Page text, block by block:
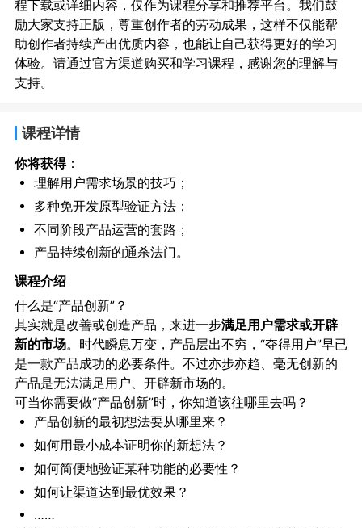
程下载或详细内容，仅作为课程分享和推荐平台。我们鼓
励大家支持正版，尊重创作者的劳动成果，这样不仅能帮
助创作者持续产出优质内容，也能让自己获得更好的学习
体验。请通过官方渠道购买和学习课程，感谢您的理解与
支持。
课程详情
你将获得：
理解用户需求场景的技巧；
多种免开发原型验证方法；
不同阶段产品运营的套路；
产品持续创新的通杀法门。
课程介绍
什么是“产品创新”？
其实就是改善或创造产品，来进一步满足用户需求或开辟
新的市场。时代瞬息万变，产品层出不穷，“夺得用户”早已
是一款产品成功的必要条件。不过亦步亦趋、毫无创新的
产品是无法满足用户、开辟新市场的。
可当你需要做“产品创新”时，你知道该往哪里去吗？
产品创新的最初想法要从哪里来？
如何用最小成本证明你的新想法？
如何简便地验证某种功能的必要性？
如何让渠道达到最优效果？
……